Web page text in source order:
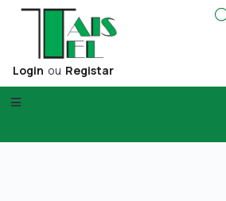
Login ou Registar